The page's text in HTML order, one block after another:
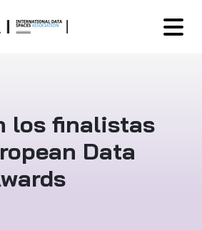
los finalistas
Data